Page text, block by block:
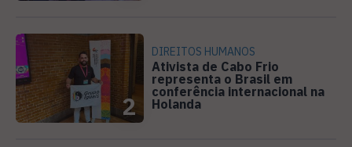
2
DIREITOS HUMANOS
Ativista de Cabo Frio
representa o Brasil em
conferência internacional na
Holanda